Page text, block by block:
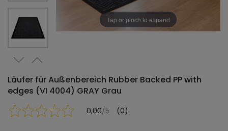
Tap or pinch to expand
Läufer für Außenbereich Rubber Backed PP with
edges (VI 4004) GRAY Grau
0,00/5 (0)